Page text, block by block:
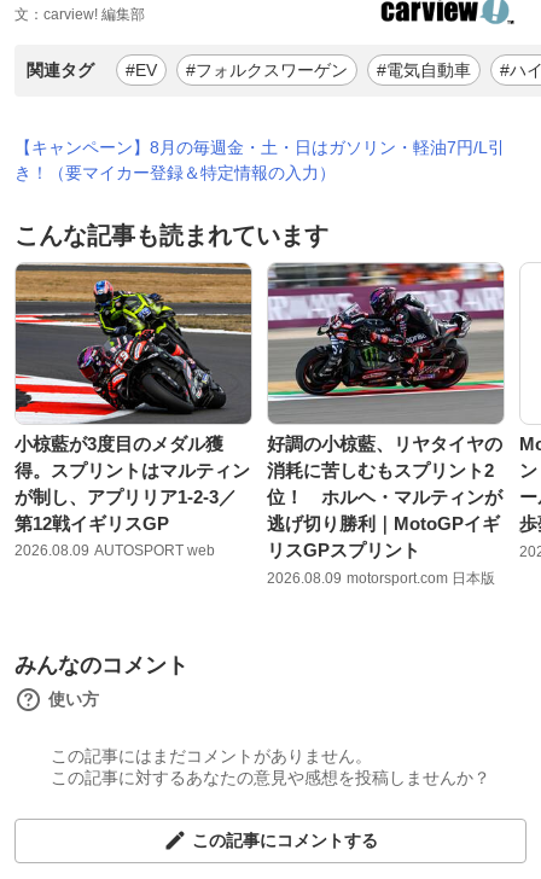
文：carview! 編集部
関連タグ #EV #フォルクスワーゲン #電気自動車 #ハ
【キャンペーン】8月の毎週金・土・日はガソリン・軽油7円/L引
き！（要マイカー登録＆特定情報の入力）
こんな記事も読まれています
小椋藍が3度目のメダル獲
得。スプリントはマルティン
が制し、アプリリア1-2-3／
第12戦イギリスGP
2026.08.09 AUTOSPORT web
好調の小椋藍、リヤタイヤの
消耗に苦しむもスプリント2
位！ ホルヘ・マルティンが
逃げ切り勝利｜MotoGPイギ
リスGPスプリント
2026.08.09 motorsport.com 日本版
歩
みんなのコメント
使い方
この記事にはまだコメントがありません。
この記事に対するあなたの意見や感想を投稿しませんか？
この記事にコメントする